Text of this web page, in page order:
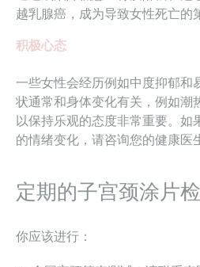
越乳腺癌，成为导致女性死亡的
积极心态
一些女性会经历例如中度抑郁和
状通常和身体变化有关，例如潮
以保持乐观的态度非常重要。如
的情绪变化，请咨询您的健康医
定期的子宫颈涂片
你应该进行：